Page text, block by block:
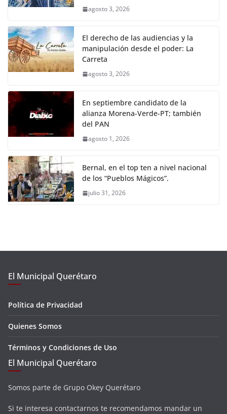
agosto 3, 2026
El derecho de las audiencias y la
manipulación desde el poder: La
Carreta
agosto 3, 2026
En septiembre candidato de la
alianza Morena-Verde-PT; también
del PAN
agosto 1, 2026
Bernal, en el top ten a nivel nacional
de los “Pueblos Mágicos”.
julio 31, 2026
El Municipal Querétaro
Política de Privacidad
Quienes Somos
Términos y Condiciones de Uso
El Municipal Querétaro
Somos parte de Grupo Okey Querétaro
Si te interesa contactarnos te recomendamos mandar un